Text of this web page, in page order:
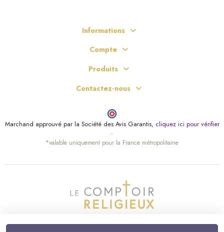
Informations
Compte
Produits
Contactez-nous
Marchand approuvé par la Société des Avis Garantis, cliquez ici pour vérifier
.
*valable uniquement pour la France métropolitaine